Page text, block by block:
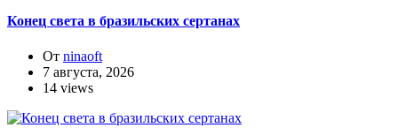
Конец света в бразильских сертанах
От ninaoft
7 августа, 2026
14 views